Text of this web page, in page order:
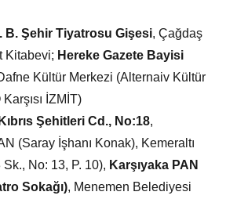
B. Şehir Tiyatrosu Gişesi, Çağdaş
Kitabevi; Hereke Gazete Bayisi
Kültür Merkezi (Alternaiv Kültür
İZMİT)
Şehitleri Cd., No:18,
(Saray İşhanı Konak), Kemeraltı
No: 13, P. 10), Karşıyaka PAN
Sokağı), Menemen Belediyesi